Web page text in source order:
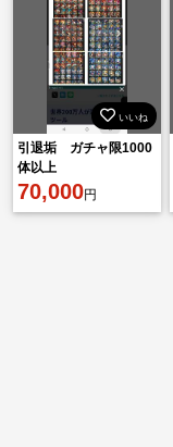
いいね
引退垢 ガチャ限1000
体以上
70,000円